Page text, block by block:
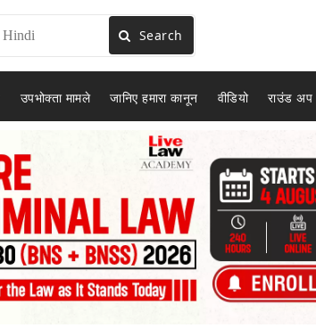
Search
उपभोक्ता मामले जानिए हमारा कानून वीडियो राउंड अप